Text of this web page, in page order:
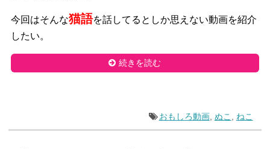
今回はそんな猫語を話してるとしか思えない動画を紹介
したい。
続きを読む
おもしろ動画, ぬこ ねこ